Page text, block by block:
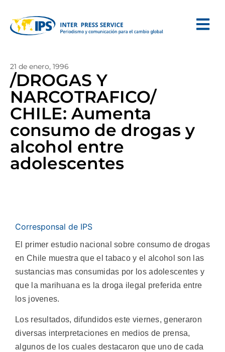
21 de enero, 1996
/DROGAS Y
NARCOTRAFICO/
CHILE: Aumenta
consumo de drogas y
alcohol entre
adolescentes
Corresponsal de IPS
El primer estudio nacional sobre consumo de drogas
en Chile muestra que el tabaco y el alcohol son las
sustancias mas consumidas por los adolescentes y
que la marihuana es la droga ilegal preferida entre
los jovenes.
Los resultados, difundidos este viernes, generaron
diversas interpretaciones en medios de prensa,
algunos de los cuales destacaron que uno de cada